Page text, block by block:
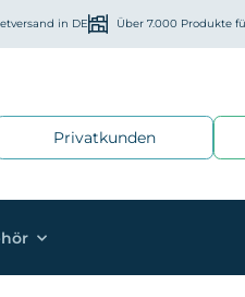
in DE Über 7.000 Produkte
Privatkunden